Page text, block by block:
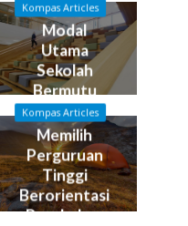
Kompas Articles
Modal
Utama
Sekolah
Bermutu
Kompas Articles
Memilih
Perguruan
Tinggi
Berorientasi
Perubahan